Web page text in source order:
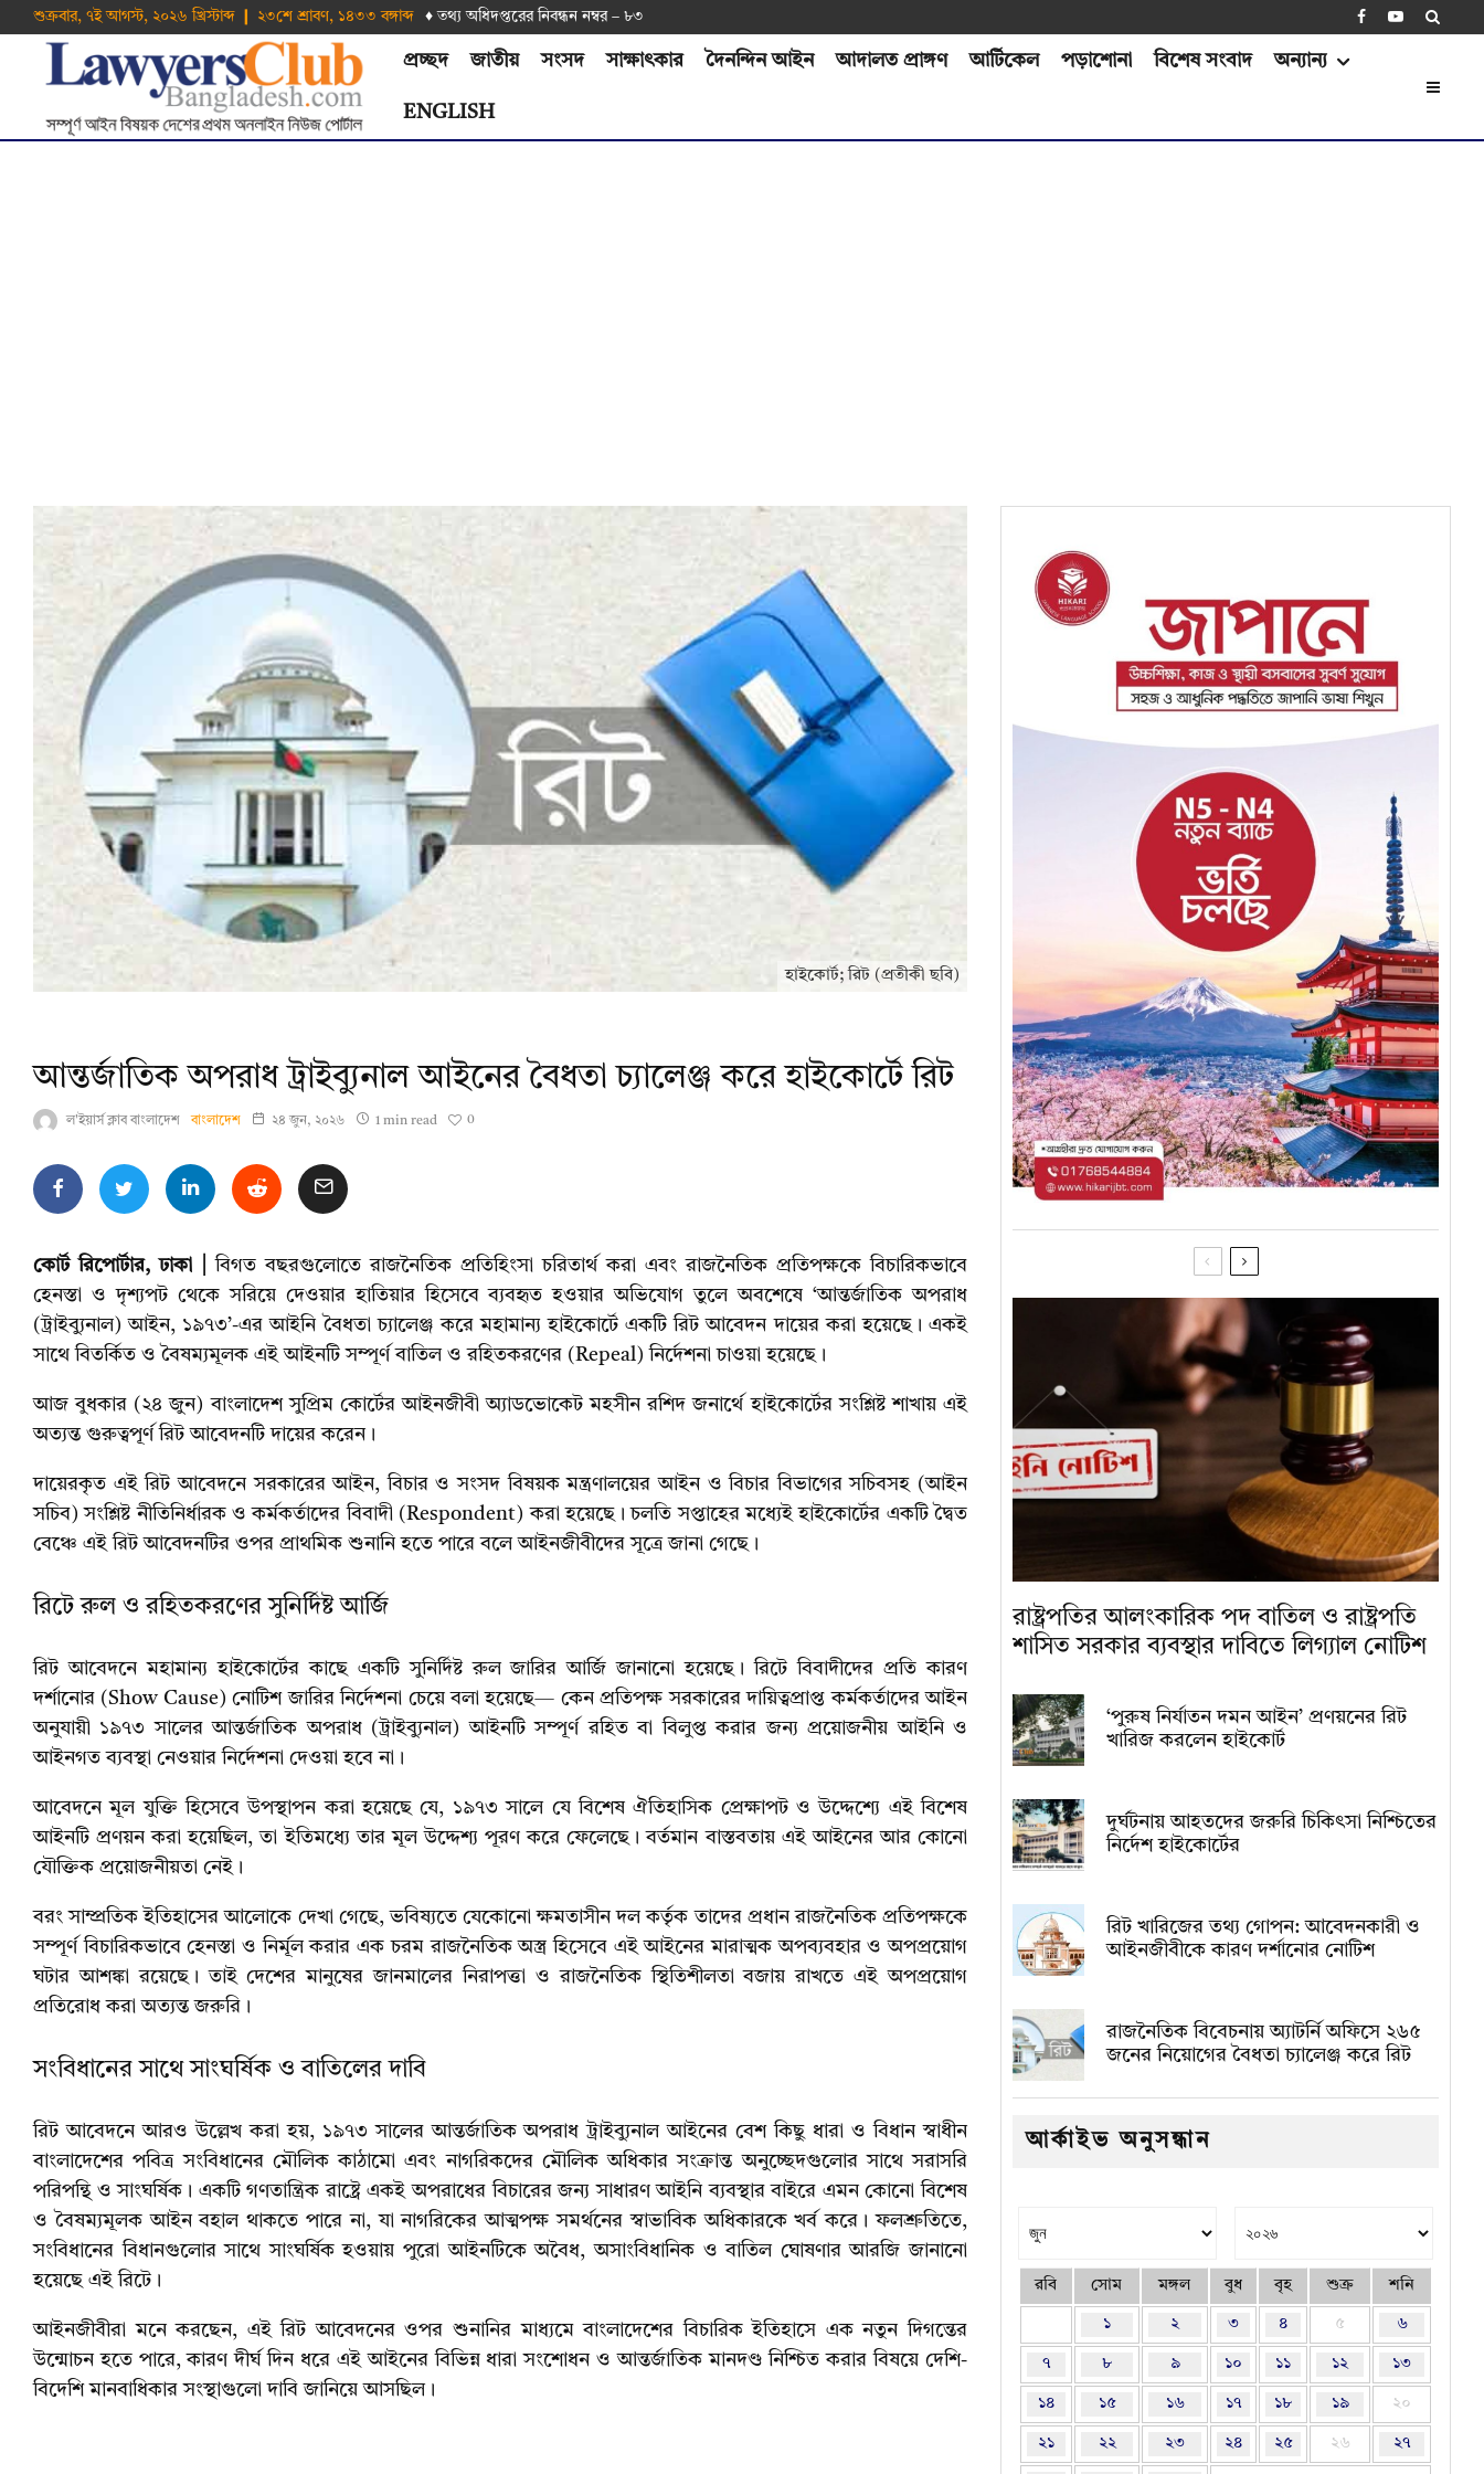
শুক্রবার, ৭ই আগস্ট, ২০২৬ খ্রিস্টাব্দ ❙ ২৩শে শ্রাবণ, ১৪৩৩ বঙ্গাব্দ ♦ তথ‌্য অ‌ধিদপ্ত‌রের নিবন্ধন নম্বর – ৮৩
প্রচ্ছদ জাতীয় সংসদ সাক্ষাৎকার দৈনন্দিন আইন আদালত প্রাঙ্গণ আর্টিকেল পড়াশোনা বিশেষ সংবাদ অন্যান্য
ENGLISH
হাইকোর্ট; রিট (প্রতীকী ছবি)
আন্তর্জাতিক অপরাধ ট্রাইব্যুনাল আইনের বৈধতা চ্যালেঞ্জ করে হাইকোর্টে রিট
ল'ইয়ার্স ক্লাব বাংলাদেশ বাংলাদেশ ২৪ জুন, ২০২৬ 1 min read 0
কোর্ট রিপোর্টার, ঢাকা |বিগত বছরগুলোতে রাজনৈতিক প্রতিহিংসা চরিতার্থ করা এবং রাজনৈতিক প্রতিপক্ষকে বিচারিকভাবে
হেনস্তা ও দৃশ্যপট থেকে সরিয়ে দেওয়ার হাতিয়ার হিসেবে ব্যবহৃত হওয়ার অভিযোগ তুলে অবশেষে ‘আন্তর্জাতিক অপরাধ
(ট্রাইব্যুনাল) আইন, ১৯৭৩’-এর আইনি বৈধতা চ্যালেঞ্জ করে মহামান্য হাইকোর্টে একটি রিট আবেদন দায়ের করা হয়েছে। একই
সাথে বিতর্কিত ও বৈষম্যমূলক এই আইনটি সম্পূর্ণ বাতিল ও রহিতকরণের (Repeal) নির্দেশনা চাওয়া হয়েছে।
আজ বুধকার (২৪ জুন) বাংলাদেশ সুপ্রিম কোর্টের আইনজীবী অ্যাডভোকেট মহসীন রশিদ জনার্থে হাইকোর্টের সংশ্লিষ্ট শাখায় এই
অত্যন্ত গুরুত্বপূর্ণ রিট আবেদনটি দায়ের করেন।
দায়েরকৃত এই রিট আবেদনে সরকারের আইন, বিচার ও সংসদ বিষয়ক মন্ত্রণালয়ের আইন ও বিচার বিভাগের সচিবসহ (আইন
সচিব) সংশ্লিষ্ট নীতিনির্ধারক ও কর্মকর্তাদের বিবাদী (Respondent) করা হয়েছে। চলতি সপ্তাহের মধ্যেই হাইকোর্টের একটি দ্বৈত
বেঞ্চে এই রিট আবেদনটির ওপর প্রাথমিক শুনানি হতে পারে বলে আইনজীবীদের সূত্রে জানা গেছে।
রিটে রুল ও রহিতকরণের সুনির্দিষ্ট আর্জি
রিট আবেদনে মহামান্য হাইকোর্টের কাছে একটি সুনির্দিষ্ট রুল জারির আর্জি জানানো হয়েছে। রিটে বিবাদীদের প্রতি কারণ
দর্শানোর (Show Cause) নোটিশ জারির নির্দেশনা চেয়ে বলা হয়েছে— কেন প্রতিপক্ষ সরকারের দায়িত্বপ্রাপ্ত কর্মকর্তাদের আইন
অনুযায়ী ১৯৭৩ সালের আন্তর্জাতিক অপরাধ (ট্রাইব্যুনাল) আইনটি সম্পূর্ণ রহিত বা বিলুপ্ত করার জন্য প্রয়োজনীয় আইনি ও
আইনগত ব্যবস্থা নেওয়ার নির্দেশনা দেওয়া হবে না।
আবেদনে মূল যুক্তি হিসেবে উপস্থাপন করা হয়েছে যে, ১৯৭৩ সালে যে বিশেষ ঐতিহাসিক প্রেক্ষাপট ও উদ্দেশ্যে এই বিশেষ
আইনটি প্রণয়ন করা হয়েছিল, তা ইতিমধ্যে তার মূল উদ্দেশ্য পূরণ করে ফেলেছে। বর্তমান বাস্তবতায় এই আইনের আর কোনো
যৌক্তিক প্রয়োজনীয়তা নেই।
বরং সাম্প্রতিক ইতিহাসের আলোকে দেখা গেছে, ভবিষ্যতে যেকোনো ক্ষমতাসীন দল কর্তৃক তাদের প্রধান রাজনৈতিক প্রতিপক্ষকে
সম্পূর্ণ বিচারিকভাবে হেনস্তা ও নির্মূল করার এক চরম রাজনৈতিক অস্ত্র হিসেবে এই আইনের মারাত্মক অপব্যবহার ও অপপ্রয়োগ
ঘটার আশঙ্কা রয়েছে। তাই দেশের মানুষের জানমালের নিরাপত্তা ও রাজনৈতিক স্থিতিশীলতা বজায় রাখতে এই অপপ্রয়োগ
প্রতিরোধ করা অত্যন্ত জরুরি।
সংবিধানের সাথে সাংঘর্ষিক ও বাতিলের দাবি
রিট আবেদনে আরও উল্লেখ করা হয়, ১৯৭৩ সালের আন্তর্জাতিক অপরাধ ট্রাইব্যুনাল আইনের বেশ কিছু ধারা ও বিধান স্বাধীন
বাংলাদেশের পবিত্র সংবিধানের মৌলিক কাঠামো এবং নাগরিকদের মৌলিক অধিকার সংক্রান্ত অনুচ্ছেদগুলোর সাথে সরাসরি
পরিপন্থি ও সাংঘর্ষিক। একটি গণতান্ত্রিক রাষ্ট্রে একই অপরাধের বিচারের জন্য সাধারণ আইনি ব্যবস্থার বাইরে এমন কোনো বিশেষ
ও বৈষম্যমূলক আইন বহাল থাকতে পারে না, যা নাগরিকের আত্মপক্ষ সমর্থনের স্বাভাবিক অধিকারকে খর্ব করে। ফলশ্রুতিতে,
সংবিধানের বিধানগুলোর সাথে সাংঘর্ষিক হওয়ায় পুরো আইনটিকে অবৈধ, অসাংবিধানিক ও বাতিল ঘোষণার আরজি জানানো
হয়েছে এই রিটে।
আইনজীবীরা মনে করছেন, এই রিট আবেদনের ওপর শুনানির মাধ্যমে বাংলাদেশের বিচারিক ইতিহাসে এক নতুন দিগন্তের
উন্মোচন হতে পারে, কারণ দীর্ঘ দিন ধরে এই আইনের বিভিন্ন ধারা সংশোধন ও আন্তর্জাতিক মানদণ্ড নিশ্চিত করার বিষয়ে দেশি-
বিদেশি মানবাধিকার সংস্থাগুলো দাবি জানিয়ে আসছিল।
রাষ্ট্রপতির আলংকারিক পদ বাতিল ও রাষ্ট্রপতি
শাসিত সরকার ব্যবস্থার দাবিতে লিগ্যাল নোটিশ
‘পুরুষ নির্যাতন দমন আইন’ প্রণয়নের রিট
খারিজ করলেন হাইকোর্ট
দুর্ঘটনায় আহতদের জরুরি চিকিৎসা নিশ্চিতের
নির্দেশ হাইকোর্টের
রিট খারিজের তথ্য গোপন: আবেদনকারী ও
আইনজীবীকে কারণ দর্শানোর নোটিশ
রাজনৈতিক বিবেচনায় অ‍্যাটর্নি অফিসে ২৬৫
জনের নিয়োগের বৈধতা চ্যালেঞ্জ করে রিট
আর্কাইভ অনুসন্ধান
রবি সোম মঙ্গল বুধ বৃহ শুক্র শনি
১ ২ ৩ ৪ ৫ ৬
৭ ৮ ৯ ১০ ১১ ১২ ১৩
১৪ ১৫ ১৬ ১৭ ১৮ ১৯ ২০
২১ ২২ ২৩ ২৪ ২৫ ২৬ ২৭